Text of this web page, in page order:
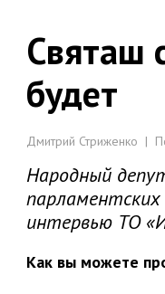
Святаш
будет
Дмитрий Стриженко |
Народный
парламентских
интервью ТО
Как вы можете